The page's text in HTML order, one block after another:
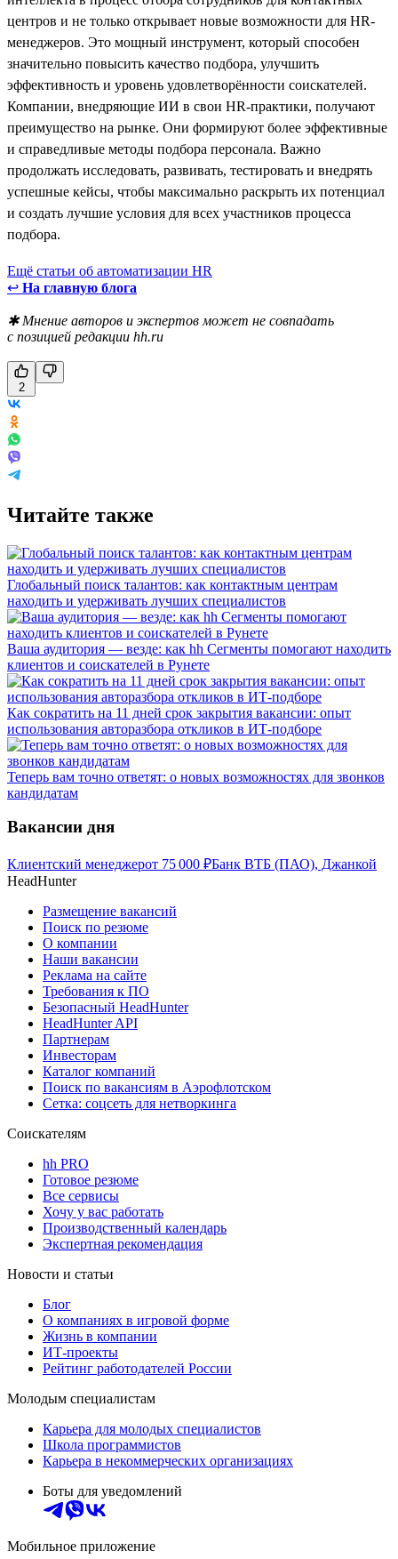
центров и не только открывает новые возможности для HR-
менеджеров. Это мощный инструмент, который способен
значительно повысить качество подбора, улучшить
эффективность и уровень удовлетворённости соискателей.
Компании, внедряющие ИИ в свои HR-практики, получают
преимущество на рынке. Они формируют более эффективные
и справедливые методы подбора персонала. Важно
продолжать исследовать, развивать, тестировать и внедрять
успешные кейсы, чтобы максимально раскрыть их потенциал
и создать лучшие условия для всех участников процесса
подбора.
Ещё статьи об автоматизации HR
↩ На главную блога
✱ Мнение авторов и экспертов может не совпадать
с позицией редакции hh.ru
2
Читайте также
Глобальный поиск талантов: как контактным центрам
находить и удерживать лучших специалистов
Ваша аудитория — везде: как hh Сегменты помогают находить
клиентов и соискателей в Рунете
Как сократить на 11 дней срок закрытия вакансии: опыт
использования авторазбора откликов в ИТ-подборе
Теперь вам точно ответят: о новых возможностях для звонков
кандидатам
Вакансии дня
Клиентский менеджерот 75 000 ₽Банк ВТБ (ПАО), Джанкой
HeadHunter
Размещение вакансий
Поиск по резюме
О компании
Наши вакансии
Реклама на сайте
Требования к ПО
Безопасный HeadHunter
HeadHunter API
Партнерам
Инвесторам
Каталог компаний
Поиск по вакансиям в Аэрофлотском
Сетка: соцсеть для нетворкинга
Соискателям
hh PRO
Готовое резюме
Все сервисы
Хочу у вас работать
Производственный календарь
Экспертная рекомендация
Новости и статьи
Блог
О компаниях в игровой форме
Жизнь в компании
ИТ-проекты
Рейтинг работодателей России
Молодым специалистам
Карьера для молодых специалистов
Школа программистов
Карьера в некоммерческих организациях
Боты для уведомлений
Мобильное приложение